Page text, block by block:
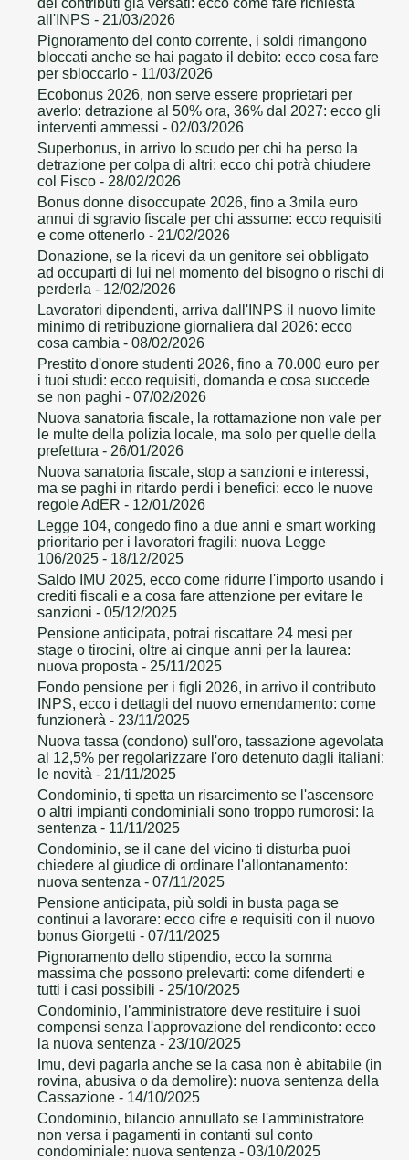
all'INPS - 21/03/2026
Pignoramento del conto corrente, i soldi rimangono
bloccati anche se hai pagato il debito: ecco cosa fare
per sbloccarlo - 11/03/2026
Ecobonus 2026, non serve essere proprietari per
averlo: detrazione al 50% ora, 36% dal 2027: ecco gli
interventi ammessi - 02/03/2026
Superbonus, in arrivo lo scudo per chi ha perso la
detrazione per colpa di altri: ecco chi potrà chiudere
col Fisco - 28/02/2026
Bonus donne disoccupate 2026, fino a 3mila euro
annui di sgravio fiscale per chi assume: ecco requisiti
e come ottenerlo - 21/02/2026
Donazione, se la ricevi da un genitore sei obbligato
ad occuparti di lui nel momento del bisogno o rischi di
perderla - 12/02/2026
Lavoratori dipendenti, arriva dall'INPS il nuovo limite
minimo di retribuzione giornaliera dal 2026: ecco
cosa cambia - 08/02/2026
Prestito d'onore studenti 2026, fino a 70.000 euro per
i tuoi studi: ecco requisiti, domanda e cosa succede
se non paghi - 07/02/2026
Nuova sanatoria fiscale, la rottamazione non vale per
le multe della polizia locale, ma solo per quelle della
prefettura - 26/01/2026
Nuova sanatoria fiscale, stop a sanzioni e interessi,
ma se paghi in ritardo perdi i benefici: ecco le nuove
regole AdER - 12/01/2026
Legge 104, congedo fino a due anni e smart working
prioritario per i lavoratori fragili: nuova Legge
106/2025 - 18/12/2025
Saldo IMU 2025, ecco come ridurre l'importo usando i
crediti fiscali e a cosa fare attenzione per evitare le
sanzioni - 05/12/2025
Pensione anticipata, potrai riscattare 24 mesi per
stage o tirocini, oltre ai cinque anni per la laurea:
nuova proposta - 25/11/2025
Fondo pensione per i figli 2026, in arrivo il contributo
INPS, ecco i dettagli del nuovo emendamento: come
funzionerà - 23/11/2025
Nuova tassa (condono) sull'oro, tassazione agevolata
al 12,5% per regolarizzare l'oro detenuto dagli italiani:
le novità - 21/11/2025
Condominio, ti spetta un risarcimento se l'ascensore
o altri impianti condominiali sono troppo rumorosi: la
sentenza - 11/11/2025
Condominio, se il cane del vicino ti disturba puoi
chiedere al giudice di ordinare l'allontanamento:
nuova sentenza - 07/11/2025
Pensione anticipata, più soldi in busta paga se
continui a lavorare: ecco cifre e requisiti con il nuovo
bonus Giorgetti - 07/11/2025
Pignoramento dello stipendio, ecco la somma
massima che possono prelevarti: come difenderti e
tutti i casi possibili - 25/10/2025
Condominio, l’amministratore deve restituire i suoi
compensi senza l'approvazione del rendiconto: ecco
la nuova sentenza - 23/10/2025
Imu, devi pagarla anche se la casa non è abitabile (in
rovina, abusiva o da demolire): nuova sentenza della
Cassazione - 14/10/2025
Condominio, bilancio annullato se l'amministratore
non versa i pagamenti in contanti sul conto
condominiale: nuova sentenza - 03/10/2025